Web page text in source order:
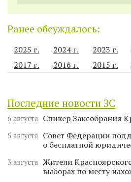
Ранее обсуждалось:
2025 г. 2024 г. 2023 г.
2017 г.
2016 г. 2015 г.
Последние новости ЗС
6 августа Спикер Заксобрания
5 августа
Совет Федерации
о бесплатной
3 августа Жители
выборах по месту